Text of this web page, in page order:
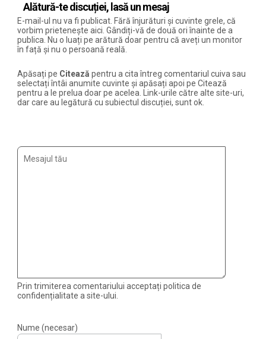
Alătură-te discuției, lasă un mesaj
E-mail-ul nu va fi publicat. Fără înjurături și cuvinte grele, că
vorbim prietenește aici. Gândiți-vă de două ori înainte de a
publica. Nu o luați pe arătură doar pentru că aveți un monitor
în față și nu o persoană reală.
Apăsați pe Citează pentru a cita întreg comentariul cuiva sau
selectați întâi anumite cuvinte și apăsați apoi pe Citează
pentru a le prelua doar pe acelea. Link-urile către alte site-uri,
dar care au legătură cu subiectul discuției, sunt ok.
Prin trimiterea comentariului acceptați politica de
confidențialitate a site-ului.
Nume (necesar)